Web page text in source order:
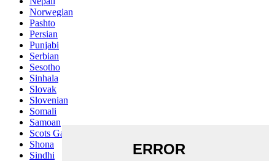
Norwegian
Pashto
Persian
Punjabi
Serbian
Sesotho
Sinhala
Slovak
Slovenian
Somali
Samoan
Scots Gaelic
Shona
Sindhi